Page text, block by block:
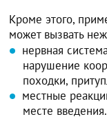
Кроме этого,
может вызвать
нервная
нарушение
походки,
местные
месте введения.